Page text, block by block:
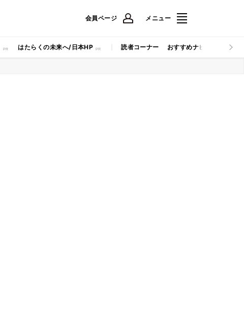
会員ページ メニュー
はたらくの未来へ/日本HP 読者コーナー おすすめナビ マイナビ